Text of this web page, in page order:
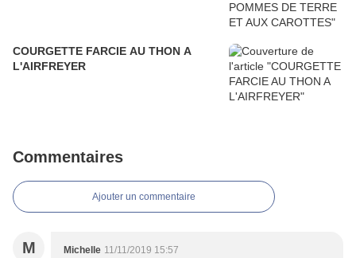
COURGETTE FARCIE AU THON A
L'AIRFREYER
Commentaires
Ajouter un commentaire
M Michelle 11/11/2019 15:57